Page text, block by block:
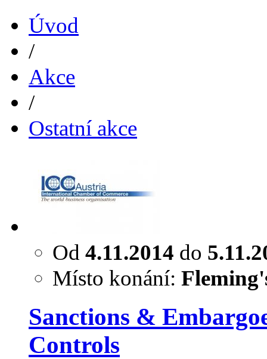
Úvod
/
Akce
/
Ostatní akce
Od 4.11.2014 do
Místo konání:
Sanctions &
Controls